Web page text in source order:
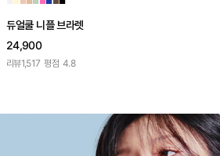
듀얼쿨 니플 브라렛
24,900
리뷰1,517 평점 4.8